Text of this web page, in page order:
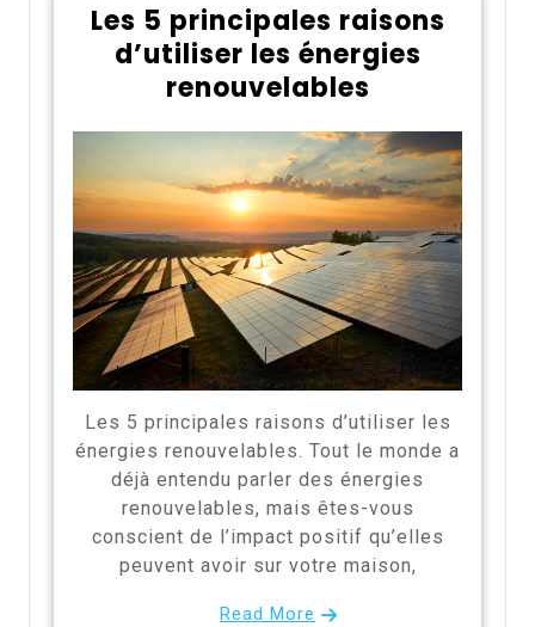
Les 5 principales raisons
d’utiliser les énergies
renouvelables
Les 5 principales raisons d’utiliser les
énergies renouvelables. Tout le monde a
déjà entendu parler des énergies
renouvelables, mais êtes-vous
conscient de l’impact positif qu’elles
peuvent avoir sur votre maison,
Read More